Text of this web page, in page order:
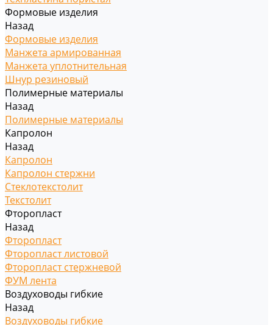
Формовые изделия
Назад
Формовые изделия
Манжета армированная
Манжета уплотнительная
Шнур резиновый
Полимерные материалы
Назад
Полимерные материалы
Капролон
Назад
Капролон
Капролон стержни
Стеклотекстолит
Текстолит
Фторопласт
Назад
Фторопласт
Фторопласт листовой
Фторопласт стержневой
ФУМ лента
Воздуховоды гибкие
Назад
Воздуховоды гибкие